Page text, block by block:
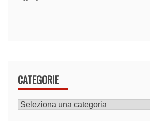
CATEGORIE
CATEGORIE